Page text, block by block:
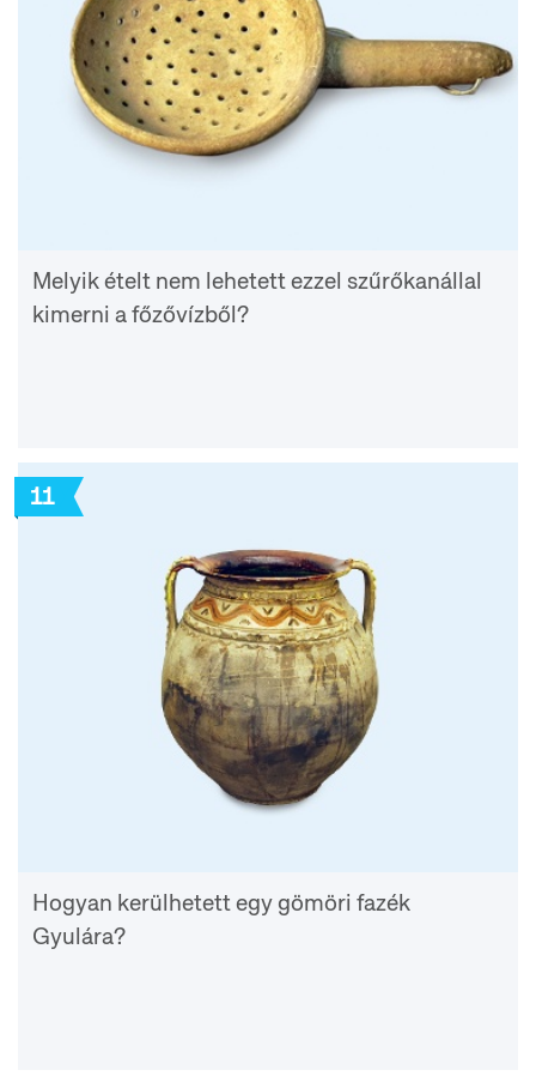
Melyik ételt nem lehetett ezzel szűrőkanállal
kimerni a főzővízből?
11
Hogyan kerülhetett egy gömöri fazék
Gyulára?